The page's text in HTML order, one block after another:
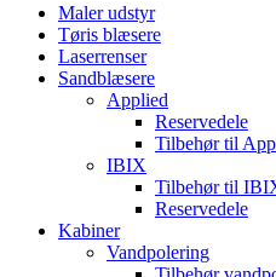
Maler udstyr
Tøris blæsere
Laserrenser
Sandblæsere
Applied
Reservedele
Tilbehør til
IBIX
Tilbehør til
Reservedele
Kabiner
Vandpolering